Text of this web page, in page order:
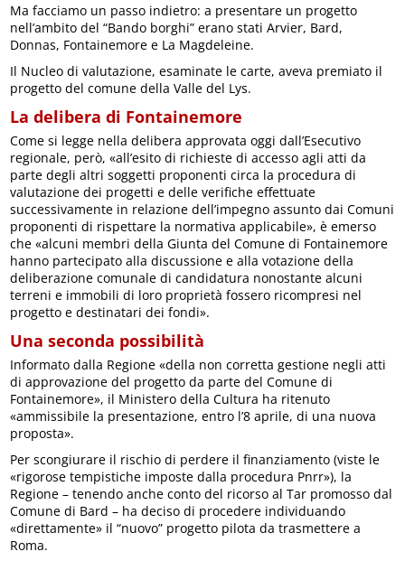
Ma facciamo un passo indietro: a presentare un progetto
nell’ambito del “Bando borghi” erano stati Arvier, Bard,
Donnas, Fontainemore e La Magdeleine.
Il Nucleo di valutazione, esaminate le carte, aveva premiato il
progetto del comune della Valle del Lys.
La delibera di Fontainemore
Come si legge nella delibera approvata oggi dall’Esecutivo
regionale, però, «all’esito di richieste di accesso agli atti da
parte degli altri soggetti proponenti circa la procedura di
valutazione dei progetti e delle verifiche effettuate
successivamente in relazione dell’impegno assunto dai Comuni
proponenti di rispettare la normativa applicabile», è emerso
che «alcuni membri della Giunta del Comune di Fontainemore
hanno partecipato alla discussione e alla votazione della
deliberazione comunale di candidatura nonostante alcuni
terreni e immobili di loro proprietà fossero ricompresi nel
progetto e destinatari dei fondi».
Una seconda possibilità
Informato dalla Regione «della non corretta gestione negli atti
di approvazione del progetto da parte del Comune di
Fontainemore», il Ministero della Cultura ha ritenuto
«ammissibile la presentazione, entro l’8 aprile, di una nuova
proposta».
Per scongiurare il rischio di perdere il finanziamento (viste le
«rigorose tempistiche imposte dalla procedura Pnrr»), la
Regione – tenendo anche conto del ricorso al Tar promosso dal
Comune di Bard – ha deciso di procedere individuando
«direttamente» il “nuovo” progetto pilota da trasmettere a
Roma.